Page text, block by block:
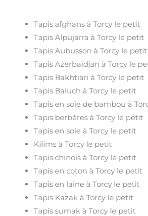
Tapis afghans à Torcy le petit
Tapis Alpujarra à Torcy le petit
Tapis Aubusson à Torcy le petit
Tapis Azerbaïdjan à Torcy le
Tapis Bakhtiari à Torcy le petit
Tapis Baluch à Torcy le petit
Tapis en soie de bambou à
Tapis berbères à Torcy le petit
Tapis en soie à Torcy le petit
Kilims à Torcy le petit
Tapis chinois à Torcy le petit
Tapis en coton à Torcy le petit
Tapis en laine à Torcy le petit
Tapis Kazak à Torcy le petit
Tapis sumak à Torcy le petit